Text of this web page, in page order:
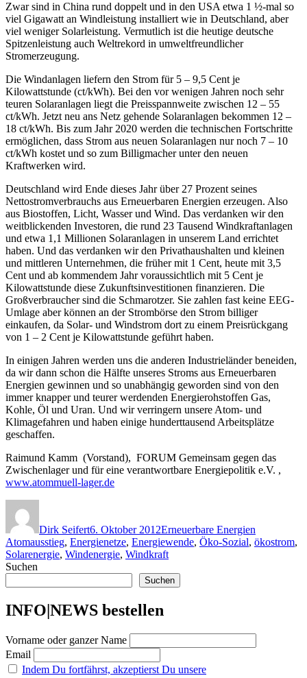
Zwar sind in China rund doppelt und in den USA etwa 1 ½-mal so
viel Gigawatt an Windleistung installiert wie in Deutschland, aber
viel weniger Solarleistung. Vermutlich ist die heutige deutsche
Spitzenleistung auch Weltrekord in umweltfreundlicher
Stromerzeugung.
Die Windanlagen liefern den Strom für 5 – 9,5 Cent je
Kilowattstunde (ct/kWh). Bei den vor wenigen Jahren noch sehr
teuren Solaranlagen liegt die Preisspannweite zwischen 12 – 55
ct/kWh. Jetzt neu ans Netz gehende Solaranlagen bekommen 12 –
18 ct/kWh. Bis zum Jahr 2020 werden die technischen Fortschritte
ermöglichen, dass Strom aus neuen Solaranlagen nur noch 7 – 10
ct/kWh kostet und so zum Billigmacher unter den neuen
Kraftwerken wird.
Deutschland wird Ende dieses Jahr über 27 Prozent seines
Nettostromverbrauchs aus Erneuerbaren Energien erzeugen. Also
aus Biostoffen, Licht, Wasser und Wind. Das verdanken wir den
weitblickenden Investoren, die rund 23 Tausend Windkraftanlagen
und etwa 1,1 Millionen Solaranlagen in unserem Land errichtet
haben. Und das verdanken wir den Privathaushalten und kleinen
und mittleren Unternehmen, die früher mit 1 Cent, heute mit 3,5
Cent und ab kommendem Jahr voraussichtlich mit 5 Cent je
Kilowattstunde diese Zukunftsinvestitionen finanzieren. Die
Großverbraucher sind die Schmarotzer. Sie zahlen fast keine EEG-
Um­lage aber können an der Strombörse den Strom billiger
einkaufen, da Solar- und Windstrom dort zu einem Preisrückgang
von 1 – 2 Cent je Kilowattstunde geführt haben.
In einigen Jahren werden uns die anderen Industrieländer beneiden,
da wir dann schon die Hälfte unseres Stroms aus Erneuerbaren
Energien gewinnen und so unabhängig geworden sind von den
immer knapper und teurer werdenden Energierohstoffen Gas,
Kohle, Öl und Uran. Und wir verringern unsere Atom- und
Klimagefahren und haben einige hunderttausend Arbeitsplätze
geschaffen.
Raimund Kamm (Vorstand), FORUM Gemeinsam gegen das
Zwischenlager und für eine verantwortbare Energiepolitik e.V. ,
www.atommuell-lager.de
Dirk Seifert6. Oktober 2012Erneuerbare Energien
Atomausstieg, Energienetze, Energiewende, Öko-Sozial, ökostrom,
Solarenergie, Windenergie, Windkraft
Suchen
Suchen
INFO|NEWS bestellen
Vorname oder ganzer Name
Email
Indem Du fortfährst, akzeptierst Du unsere